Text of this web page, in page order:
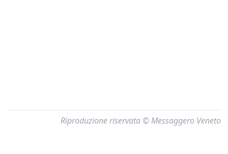
Riproduzione riservata © Messaggero Veneto